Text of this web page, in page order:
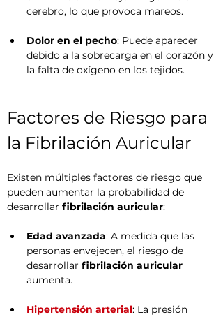
cerebro, lo que provoca mareos.
Dolor en el pecho: Puede aparecer
debido a la sobrecarga en el corazón y
la falta de oxígeno en los tejidos.
Factores de Riesgo para
la Fibrilación Auricular
Existen múltiples factores de riesgo que
pueden aumentar la probabilidad de
desarrollar fibrilación auricular:
Edad avanzada: A medida que las
personas envejecen, el riesgo de
desarrollar fibrilación auricular
aumenta.
Hipertensión arterial: La presión